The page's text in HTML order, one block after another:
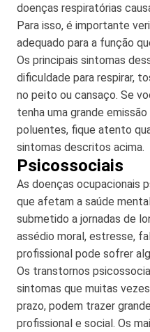
doenças respiratórias
Para isso, é importante
adequado para a função
Os principais sintomas
dificuldade para respirar,
no peito ou cansaço. Se
tenha uma grande
poluentes, fique atento
sintomas descritos acima.
Psicossociais
As doenças ocupacionais
que afetam a saúde
submetido a jornadas de
assédio moral, estresse,
profissional pode sofrer
Os transtornos
sintomas que muitas
prazo, podem trazer
profissional e social. Os